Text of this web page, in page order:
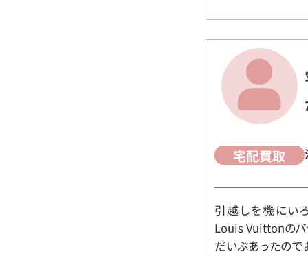
宅配買取
引越しを機にい
Louis Vuittonのバ
だいぶあったので